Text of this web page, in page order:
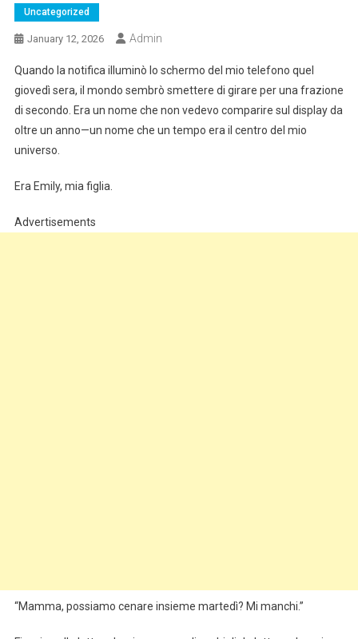
Uncategorized
January 12, 2026 Admin
Quando la notifica illuminò lo schermo del mio telefono quel
giovedì sera, il mondo sembrò smettere di girare per una frazione
di secondo. Era un nome che non vedevo comparire sul display da
oltre un anno—un nome che un tempo era il centro del mio
universo.
Era Emily, mia figlia.
Advertisements
“Mamma, possiamo cenare insieme martedì? Mi manchi.”